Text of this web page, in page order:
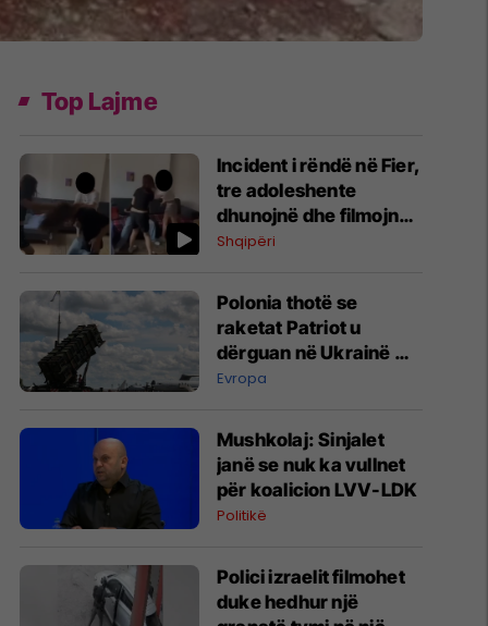
Top Lajme
Incident i rëndë në Fier,
tre adoleshente
dhunojnë dhe filmojnë
një bashkëmoshatare,
Shqipëri
Polonia thotë se
raketat Patriot u
dërguan në Ukrainë me
kërkesë të NATO-s dhe
Evropa
Mushkolaj: Sinjalet
janë se nuk ka vullnet
për koalicion LVV-LDK
Politikë
Polici izraelit filmohet
duke hedhur një